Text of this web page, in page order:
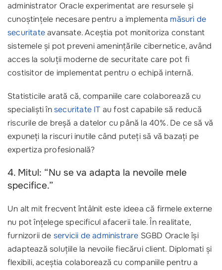
administrator Oracle experimentat are resursele și
cunoștințele necesare pentru a implementa măsuri de
securitateavansate. Aceștia pot monitoriza constant
sistemele și pot preveni amenințările cibernetice, având
acces la soluții moderne de securitate care pot fi
costisitor de implementat pentru o echipă internă.
Statisticile arată că, companiile care colaborează cu
specialiști însecuritate IT au fost capabile să reducă
riscurile de breșă a datelor cu până la 40%. De ce să vă
expuneți la riscuri inutile când puteți să vă bazați pe
expertiza profesională?
4. Mitul: “Nu se va adapta la nevoile mele
specifice.”
Un alt mit frecvent întâlnit este ideea că firmele externe
nu pot înțelege specificul afacerii tale. În realitate,
furnizorii de servicii de administrare SGBD Oracle își
adaptează soluțiile la nevoile fiecărui client. Diplomati și
flexibili, aceștia colaborează cu companiile pentru a